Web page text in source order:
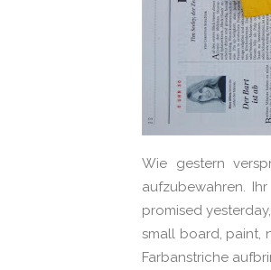
Wie gestern
aufzubewahren.
promised
small board, paint,
Farbanstriche